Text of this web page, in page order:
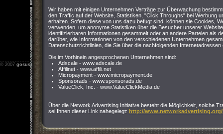
Wir haben mit einigen Unternehmen Verträge zur Überwachung
den Traffic auf der Website, Statistiken, "Click Throughs" bei Werbung
erhalten. Sofern diese von uns dazu befugt sind, können sie Cookies,
verwenden, um anonyme Statistiken über die Besucher unserer
identifizierbaren Informationen gesammelt oder an andere Parteien als
darüber, wie Informationen von den verschiedenen Unternehmen
Datenschutzrichtlinien, die Sie über die nachfolgenden Internetadressen
Die im Vorhinein angesprochenen Unternehmen sind:
Adscale - www.adscale.de
Affilinet - www.affili.net
Micropayment - www.micropayment.de
Sponsorads - www.sponsorads.de
ValueClick, Inc. - www.ValueClickMedia.de
Über die Network Advertising Initiative besteht die Möglichkeit, solche
sei Ihnen dieser Link nahegelegt: http://
© 2007 gosus.net Impressum-Nutzungsbedingungen